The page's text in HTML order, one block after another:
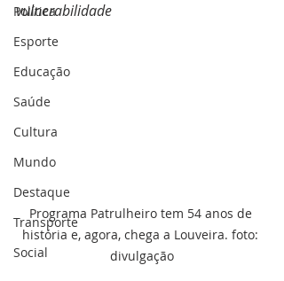
Política
Esporte
Educação
Saúde
Cultura
Mundo
Destaque
Transporte
Social
vulnerabilidade
Programa Patrulheiro tem 54 anos de
história e, agora, chega a Louveira. foto:
divulgação